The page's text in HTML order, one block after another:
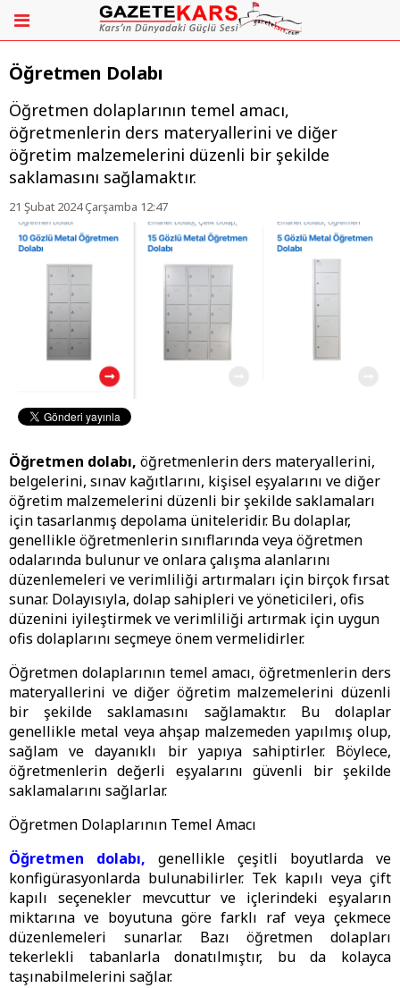
Öğretmen Dolabı
Öğretmen dolaplarının temel amacı,
öğretmenlerin ders materyallerini ve diğer
öğretim malzemelerini düzenli bir şekilde
saklamasını sağlamaktır.
21 Şubat 2024 Çarşamba 12:47
Öğretmen dolabı, öğretmenlerin ders materyallerini,
belgelerini, sınav kağıtlarını, kişisel eşyalarını ve diğer
öğretim malzemelerini düzenli bir şekilde saklamaları
için tasarlanmış depolama üniteleridir. Bu dolaplar,
genellikle öğretmenlerin sınıflarında veya öğretmen
odalarında bulunur ve onlara çalışma alanlarını
düzenlemeleri ve verimliliği artırmaları için birçok fırsat
sunar. Dolayısıyla, dolap sahipleri ve yöneticileri, ofis
düzenini iyileştirmek ve verimliliği artırmak için uygun
ofis dolaplarını seçmeye önem vermelidirler.
Öğretmen dolaplarının temel amacı, öğretmenlerin ders
materyallerini ve diğer öğretim malzemelerini düzenli
bir şekilde saklamasını sağlamaktır. Bu dolaplar
genellikle metal veya ahşap malzemeden yapılmış olup,
sağlam ve dayanıklı bir yapıya sahiptirler. Böylece,
öğretmenlerin değerli eşyalarını güvenli bir şekilde
saklamalarını sağlarlar.
Öğretmen Dolaplarının Temel Amacı
Öğretmen dolabı, genellikle çeşitli boyutlarda ve
konfigürasyonlarda bulunabilirler. Tek kapılı veya çift
kapılı seçenekler mevcuttur ve içlerindeki eşyaların
miktarına ve boyutuna göre farklı raf veya çekmece
düzenlemeleri sunarlar. Bazı öğretmen dolapları
tekerlekli tabanlarla donatılmıştır, bu da kolayca
taşınabilmelerini sağlar.